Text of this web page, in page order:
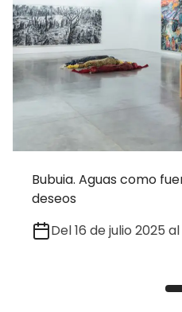
Bubuia. Aguas como
deseos
Del 16 de julio 2025